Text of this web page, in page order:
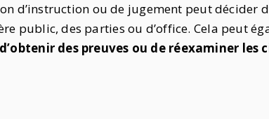
d’instruction ou de jugement peut décider
public, des parties ou d’office. Cela peut
des preuves ou de réexaminer les